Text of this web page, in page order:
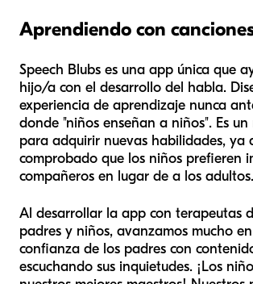
Aprendiendo con
Speech Blubs es una app única que
hijo/a con el desarrollo del habla.
experiencia de aprendizaje nunca
donde "niños enseñan a niños". Es
para adquirir nuevas habilidades, ya
comprobado que los niños prefieren
compañeros en lugar de a los adultos.
Al desarrollar la app con terapeutas
padres y niños, avanzamos mucho
confianza de los padres con
escuchando sus inquietudes. ¡Los